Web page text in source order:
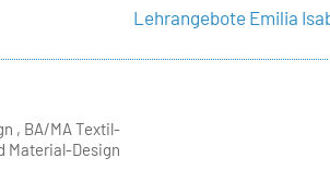
Lehrangebote Emilia
, BA/MA Textil-
Material-Design